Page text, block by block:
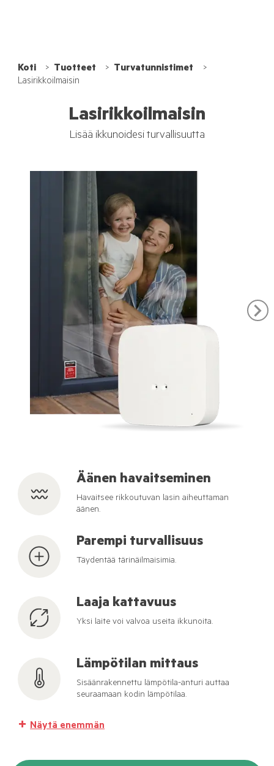
Koti Tuotteet
Turvatunnistimet
Lasirikkoilmaisin
Lasirikkoilmaisin
Lisää ikkunoidesi turvallisuutta
Äänen havaitseminen
Havaitsee rikkoutuvan lasin aiheuttaman
äänen.
Parempi turvallisuus
Täydentää tärinäilmaisimia.
Laaja kattavuus
Yksi laite voi valvoa useita ikkunoita.
Lämpötilan mittaus
Sisäänrakennettu lämpötila-anturi auttaa
seuraamaan kodin lämpötilaa.
Näytä enemmän